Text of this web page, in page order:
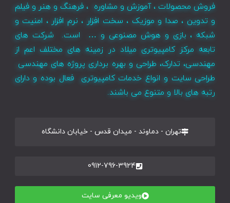
فروش محصولات ، آموزش و مشاوره ، فرهنگ و هنر و فیلم
و تدوین ، صدا و موزیک ، سخت افزار ، نرم افزار ، امنیت و
شبکه ، بازی و هوش مصنوعی و … است. شرکت های
تابعه مرکز کامپیوتری میلاد در زمینه های مختلف اعم از
مهندسی، تدارک، طراحی و بهره برداری پروژه های مهندسی
طراحی سایت و انواع خدمات کامپیوتری فعال بوده و دارای
رتبه های بالا و متنوع می باشند.
تهران - دماوند - میدان قدس - خیابان دانشگاه
0912-796-3924
ویدیو معرفی سایت